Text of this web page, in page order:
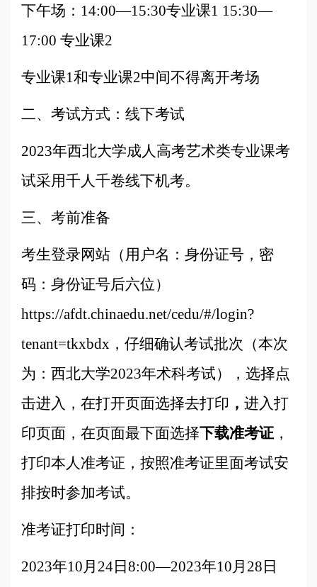
下午场：14:00—15:30专业课1 15:30—
17:00 专业课2
专业课1和专业课2中间不得离开考场
二、考试方式： 线下考试
2023年西北大学成人高考艺术类专业课考
试采用千人千卷线下机考。
三、考前准备
考生登录网站（用户名：身份证号，密
码：身份证号后六位）
https://afdt.chinaedu.net/cedu/#/login?
tenant=tkxbdx ，仔细确认考试批次（本次
为：西北大学2023年术科考试），选择点
击进入 ，在打开页面选择去打印 ， 进入打
印页面，在页面最下面选择下载准考证 ，
打印本人准考证，按照准考证里面考试安
排按时参加考试。
准考证打印时间：
2023年10月24日8:00—2023年10月28日